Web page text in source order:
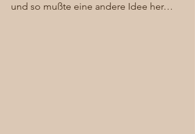
und so mußte eine andere Idee her…